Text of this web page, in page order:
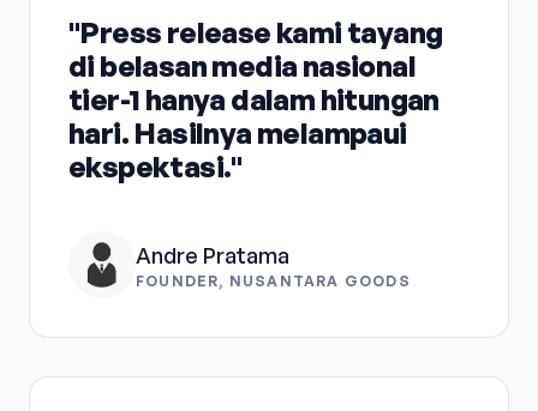
"Press release kami tayang
di belasan media nasional
tier-1 hanya dalam hitungan
hari. Hasilnya melampaui
ekspektasi."
Andre Pratama
FOUNDER, NUSANTARA GOODS